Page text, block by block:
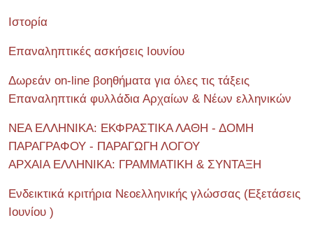
Ιστορία
Επαναληπτικές ασκήσεις Ιουνίου
Δωρεάν on-line βοηθήματα για όλες τις τάξεις
Επαναληπτικά φυλλάδια Αρχαίων & Νέων ελληνικών
ΝΕΑ ΕΛΛΗΝΙΚΑ: ΕΚΦΡΑΣΤΙΚΑ ΛΑΘΗ - ΔΟΜΗ
ΠΑΡΑΓΡΑΦΟΥ - ΠΑΡΑΓΩΓΗ ΛΟΓΟΥ
ΑΡΧΑΙΑ ΕΛΛΗΝΙΚΑ: ΓΡΑΜΜΑΤΙΚΗ & ΣΥΝΤΑΞΗ
Ενδεικτικά κριτήρια Νεοελληνικής γλώσσας (Εξετάσεις
Ιουνίου )